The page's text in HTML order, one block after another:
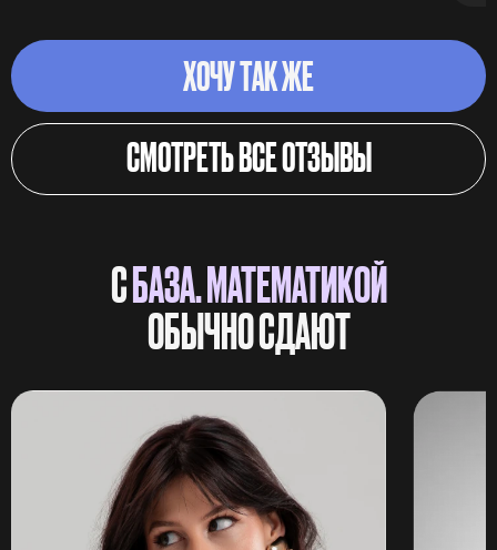
ХОЧУ ТАК ЖЕ
СМОТРЕТЬ ВСЕ ОТЗЫВЫ
СБАЗА. МАТЕМАТИКОЙ
ОБЫЧНО СДАЮТ